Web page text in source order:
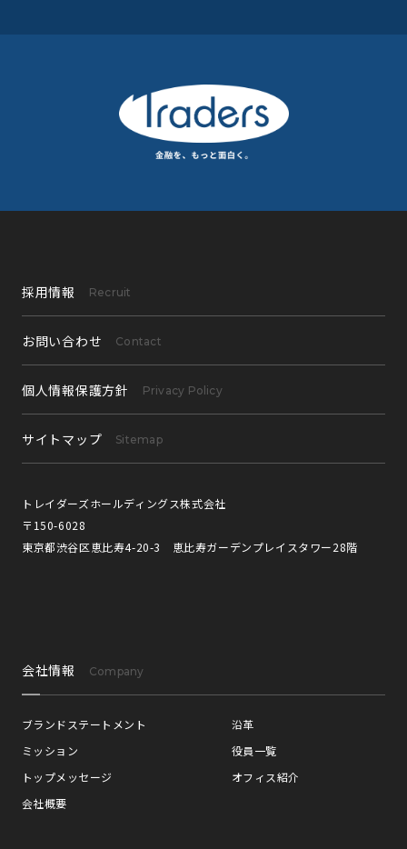
トレイダーズホールディングス株式会社
〒150-6028
東京都渋谷区恵比寿4-20-3 恵比寿ガーデンプレイスタワー28階
採用情報 Recruit
お問い合わせ Contact
個人情報保護方針 Privacy Policy
サイトマップ Sitemap
Company
会社情報
ブランドステートメント
ミッション
トップメッセージ
会社概要
沿革
役員一覧
オフィス紹介